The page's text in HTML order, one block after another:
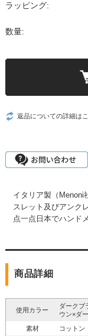
ラッピング:
数量:
返品についての詳細は
イタリア製（Menoni
スレット及びアンク
点一点日本でハンド
商品詳細
使用カラー
ダークブ
ウン×ダ
素材
コットン